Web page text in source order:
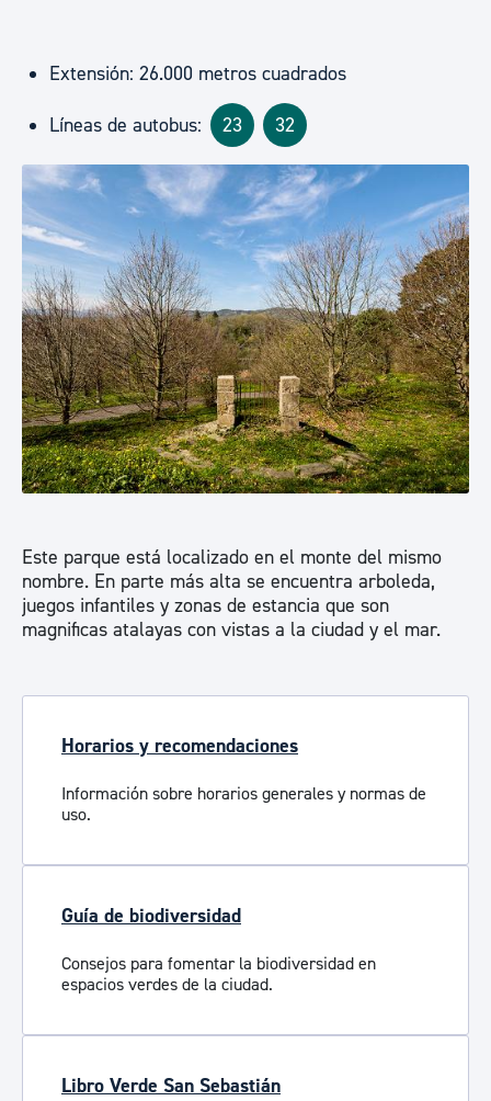
Extensión: 26.000 metros cuadrados
Líneas de autobus: 23 32
Este parque está localizado en el monte del mismo
nombre. En parte más alta se encuentra arboleda,
juegos infantiles y zonas de estancia que son
magnificas atalayas con vistas a la ciudad y el mar.
Horarios y recomendaciones
Información sobre horarios generales y normas de
uso.
Guía de biodiversidad
Consejos para fomentar la biodiversidad en
espacios verdes de la ciudad.
Libro Verde San Sebastián